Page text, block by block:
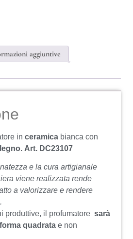
aggiuntive
in ceramica bianca con
legno. Art. DC23107
e la cura artigianale
viene realizzata rende
a valorizzare e rendere
produttive, il profumatore sarà
quadrata e non